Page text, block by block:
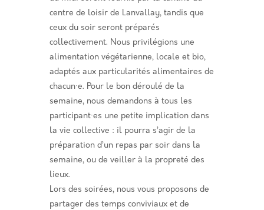
centre de loisir de Lanvallay, tandis que
ceux du soir seront préparés
collectivement. Nous privilégions une
alimentation végétarienne, locale et bio,
adaptés aux particularités alimentaires de
chacun·e. Pour le bon déroulé de la
semaine, nous demandons à tous les
participant·es une petite implication dans
la vie collective : il pourra s’agir de la
préparation d’un repas par soir dans la
semaine, ou de veiller à la propreté des
lieux.
Lors des soirées, nous vous proposons de
partager des temps conviviaux et de